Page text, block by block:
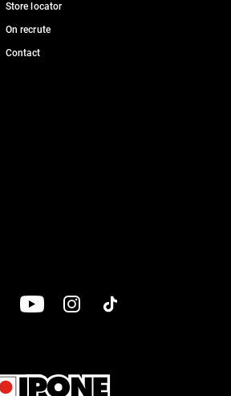
Store locator
On recrute
Contact